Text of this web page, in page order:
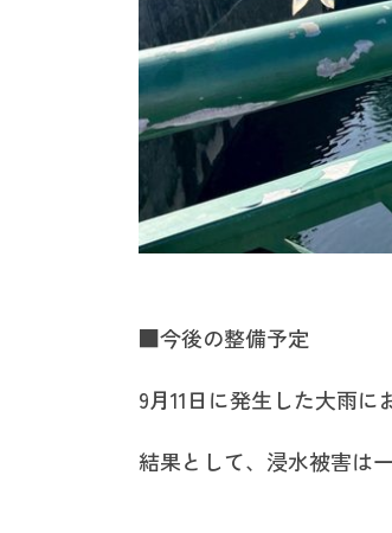
■今後の整備予定
9月11日に発生した大雨
結果として、浸水被害は